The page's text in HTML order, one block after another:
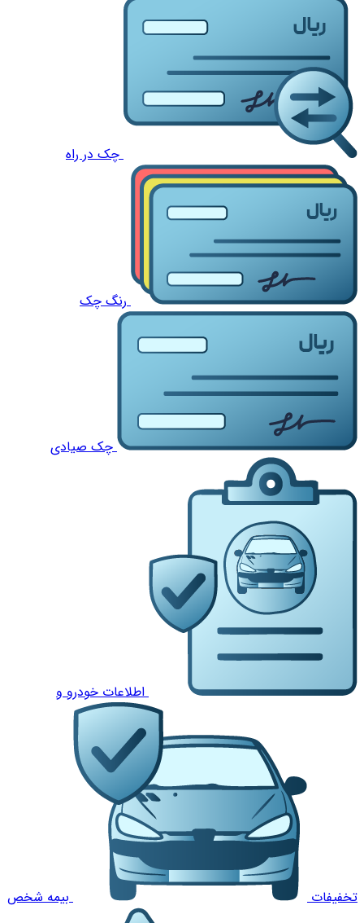
چک در راه
رنگ چک
چک صیادی
اطلاعات خودرو و
تخفیفات بیمه شخص